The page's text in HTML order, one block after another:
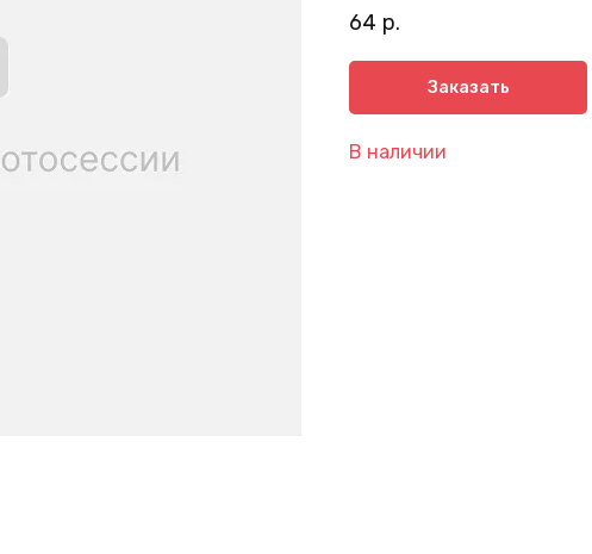
64 р.
Заказать
В наличии